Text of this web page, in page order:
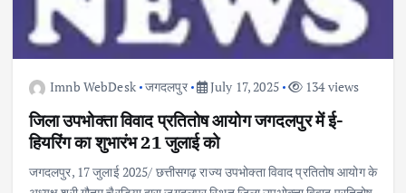
Imnb WebDesk जगदलपुर July 17, 2025 134 views
जिला उपभोक्ता विवाद प्रतितोष आयोग जगदलपुर में ई-
हियरिंग का शुभारंभ 21 जुलाई को
जगदलपुर, 17 जुलाई 2025/ छत्तीसगढ़ राज्य उपभोक्ता विवाद प्रतितोष आयोग के